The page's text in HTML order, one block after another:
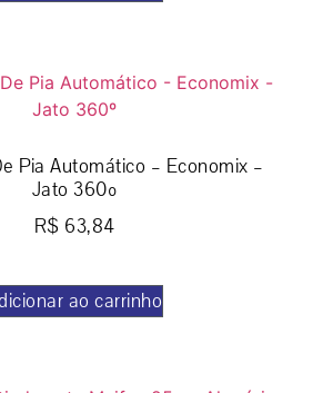
Pia Automático – Economix –
Jato 360º
R$ 63,84
ao carrinho